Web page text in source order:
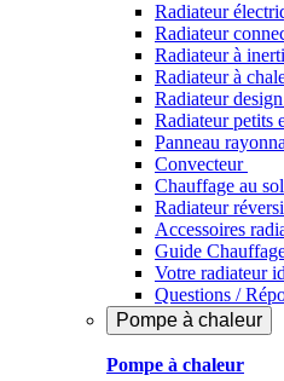
Radiateur
Radiateur
Radiateur à
Radiateur à
Radiateur design
Radiateur petits
Panneau
Convecteur
Chauffage au sol
Radiateur
Accessoires
Guide
Votre radiateur
Questions /
Pompe à chaleur
Pompe à chaleur